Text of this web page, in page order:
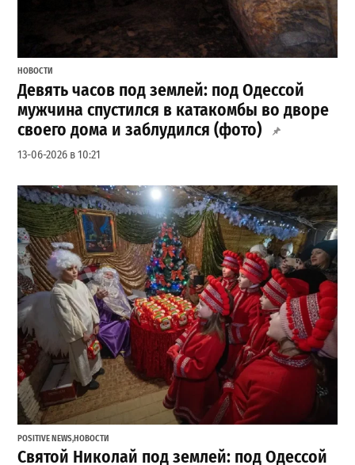
НОВОСТИ
Девять часов под землей: под Одессой
мужчина спустился в катакомбы во дворе
своего дома и заблудился (фото)
13-06-2026 в 10:21
POSITIVE NEWS,НОВОСТИ
Святой Николай под землей: под Одессой